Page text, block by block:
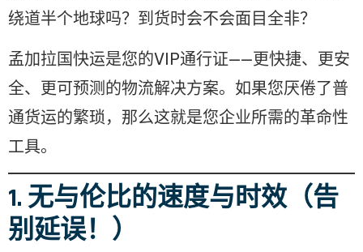
绕道半个地球吗？到货时会不会面目全非？
孟加拉国快运是您的VIP通行证——更快捷、更安
全、更可预测的物流解决方案。如果您厌倦了普
通货运的繁琐，那么这就是您企业所需的革命性
工具。
1. 无与伦比的速度与时效（告
别延误！）